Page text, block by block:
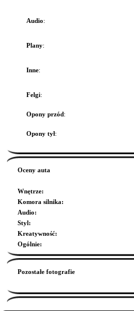
Audio:
Plany:
Inne:
Felgi:
Opony przód:
Opony tył:
Oceny auta
Wnętrze:
Komora silnika:
Audio:
Styl:
Kreatywność:
Ogólnie:
Pozostałe fotografie